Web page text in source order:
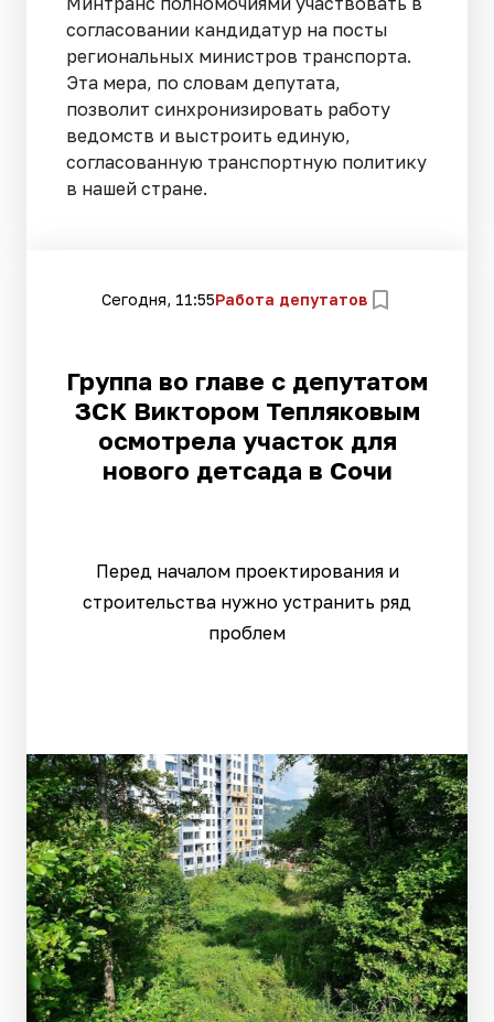
согласовании кандидатур на посты
региональных министров транспорта.
Эта мера, по словам депутата,
позволит синхронизировать работу
ведомств и выстроить единую,
согласованную транспортную политику
в нашей стране.
Сегодня, 11:55Работа депутатов
Группа во главе с депутатом
ЗСК Виктором Тепляковым
осмотрела участок для
нового детсада в Сочи
Перед началом проектирования и
строительства нужно устранить ряд
проблем